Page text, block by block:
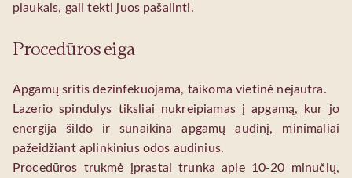
plaukais, gali tekti juos pašalinti.
Procedūros eiga
Apgamų sritis dezinfekuojama, taikoma vietinė nejautra.
Lazerio spindulys tiksliai nukreipiamas į apgamą, kur jo
energija šildo ir sunaikina apgamų audinį, minimaliai
pažeidžiant aplinkinius odos audinius.
Procedūros trukmė įprastai trunka apie 10‑20 minučių,